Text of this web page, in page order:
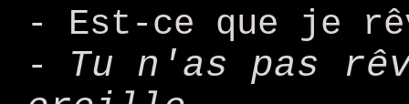
- Est-ce que je
- Tu n'as pas